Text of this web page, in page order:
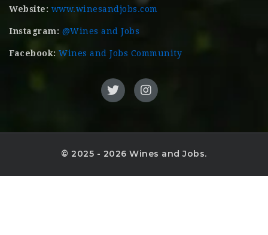
Website: www.winesandjobs.com
Instagram: @Wines and Jobs
Facebook: Wines and Jobs Community
© 2025 - 2026 Wines and Jobs.